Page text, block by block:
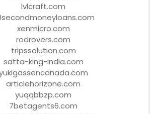
lvlcraft.com
xenmicro.com
rodrovers.com
tripssolution.com
satta-king-india.com
articlehorizone.com
yuqqbbzp.com
7betagents6.com